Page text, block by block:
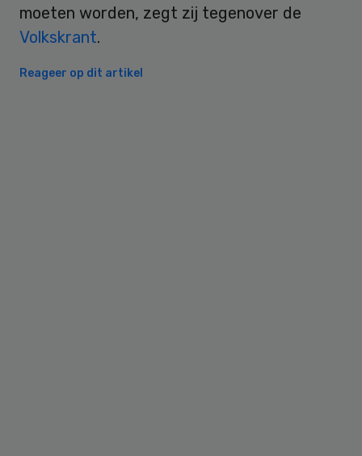
moeten worden, zegt zij tegenover de
Volkskrant.
Reageer op dit artikel